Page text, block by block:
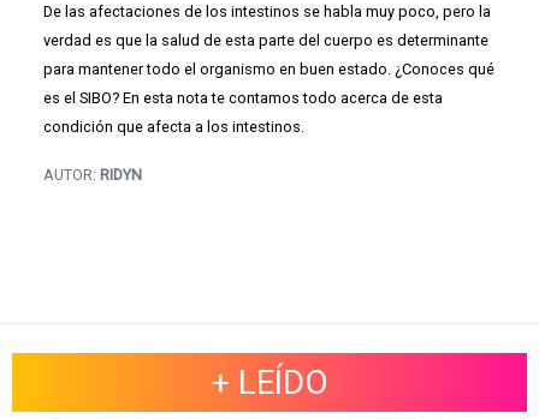
De las afectaciones de los intestinos se habla muy poco, pero la
verdad es que la salud de esta parte del cuerpo es determinante
para mantener todo el organismo en buen estado. ¿Conoces qué
es el SIBO? En esta nota te contamos todo acerca de esta
condición que afecta a los intestinos.
AUTOR: RIDYN
+ LEÍDO